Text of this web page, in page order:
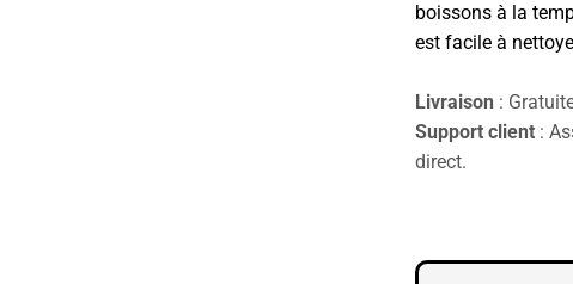
boissons à la
est facile à
Livraison :
Support client :
direct.